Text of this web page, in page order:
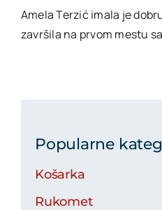
Amela Terzić imala je
završila na prvom mestu
Popularne
Košarka
Rukomet